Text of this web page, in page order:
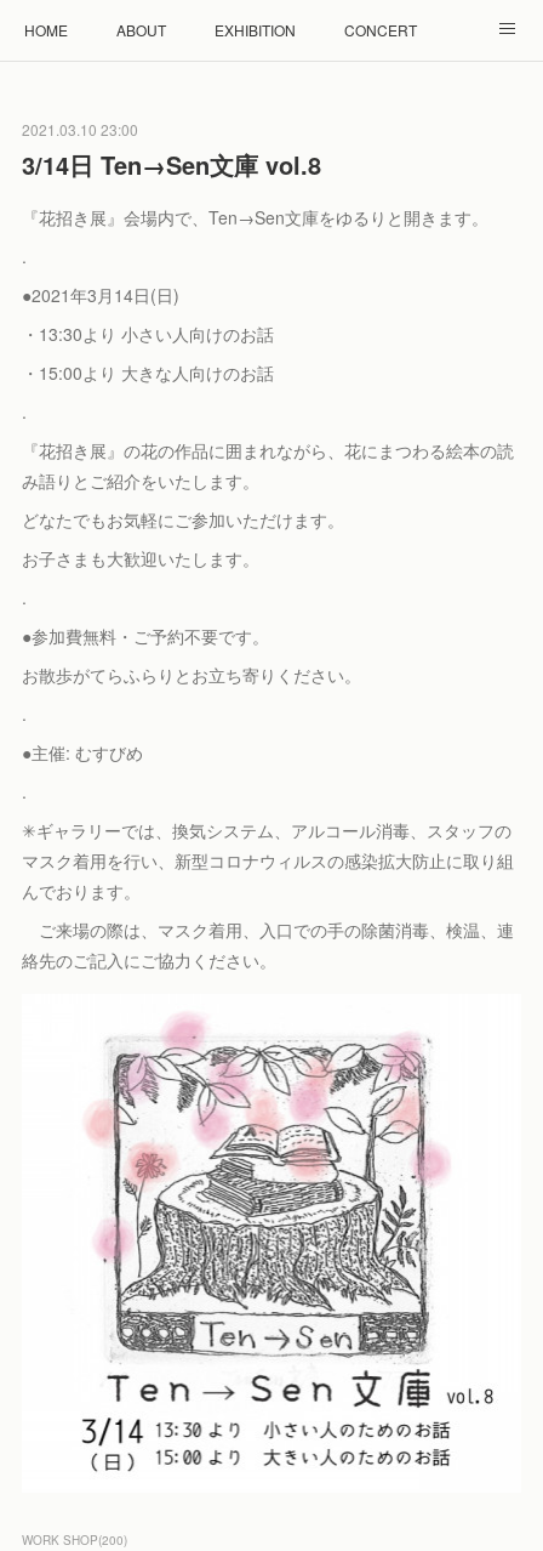
HOME ABOUT EXHIBITION CONCERT
Facebook
2021.03.10 23:00
3/14日 Ten→Sen文庫 vol.8
『花招き展』会場内で、Ten→Sen文庫をゆるりと開きます。
.
●2021年3月14日(日)
・13:30より 小さい人向けのお話
・15:00より 大きな人向けのお話
.
『花招き展』の花の作品に囲まれながら、花にまつわる絵本の読
み語りとご紹介をいたします。
どなたでもお気軽にご参加いただけます。
お子さまも大歓迎いたします。
.
●参加費無料・ご予約不要です。
お散歩がてらふらりとお立ち寄りください。
.
●主催: むすびめ
.
✳︎ギャラリーでは、換気システム、アルコール消毒、スタッフの
マスク着用を行い、新型コロナウィルスの感染拡大防止に取り組
んでおります。
ご来場の際は、マスク着用、入口での手の除菌消毒、検温、連
絡先のご記入にご協力ください。
WORK SHOP(200)